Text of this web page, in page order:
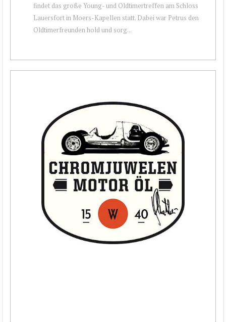
findet das große Young- und Oldtimertreffen am Schloss
Lauersfort in Moers-Kapellen statt. Dabei war Petrus den
Oldtimerfreunden hold und sorg...